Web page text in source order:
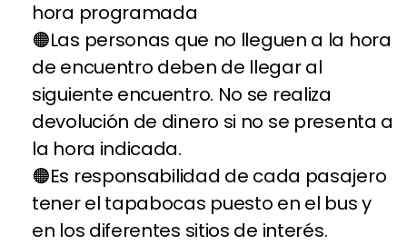
hora programada
Las personas que no lleguen a la hora
de encuentro deben de llegar al
siguiente encuentro. No se realiza
devolución de dinero si no se presenta a
la hora indicada.
Es responsabilidad de cada pasajero
tener el tapabocas puesto en el bus y
en los diferentes sitios de interés.